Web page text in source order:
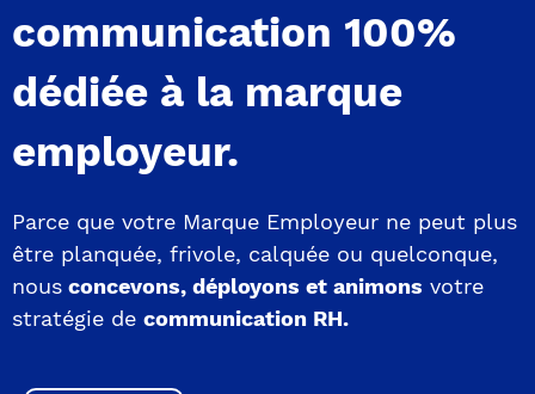
communication 100%
dédiée à la marque
employeur.
Parce que votre Marque Employeur ne peut plus
être planquée, frivole, calquée ou quelconque,
nous concevons, déployons et animons votre
stratégie de communication RH.